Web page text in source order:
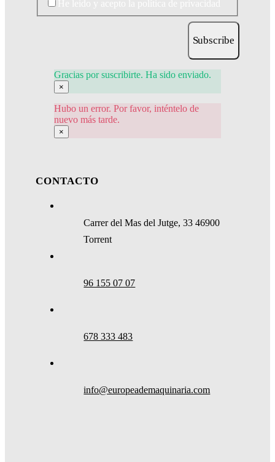
Subscribe
Gracias por suscribirte. Ha sido enviado.
×
Hubo un error. Por favor, inténtelo de
nuevo más tarde.
×
CONTACTO
Carrer del Mas del Jutge, 33 46900
Torrent
96 155 07 07
678 333 483
info@europeademaquinaria.com